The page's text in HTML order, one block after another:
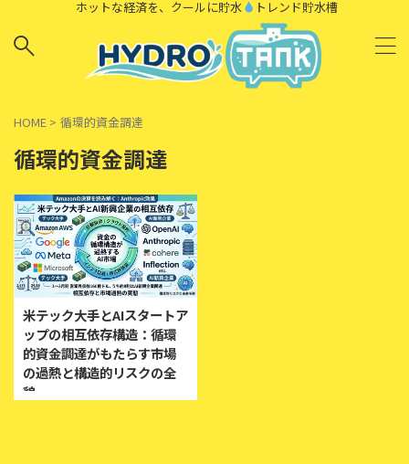
ホットな経済を、クールに貯水 トレンド貯水槽
HOME > 循環的資金調達
循環的資金調達
米テック大手とAIスタートア
ップの相互依存構造：循環
的資金調達がもたらす市場
の過熱と構造的リスクの全
貌